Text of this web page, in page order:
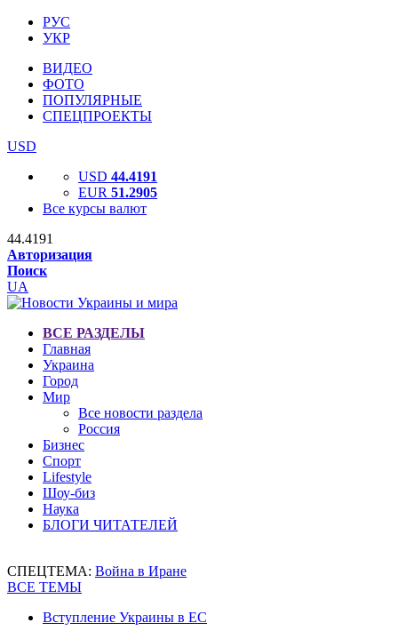
РУС
УКР
ВИДЕО
ФОТО
ПОПУЛЯРНЫЕ
СПЕЦПРОЕКТЫ
USD
USD 44.4191
EUR 51.2905
Все курсы валют
44.4191
Авторизация
Поиск
UA
ВСЕ РАЗДЕЛЫ
Главная
Украина
Город
Мир
Все новости раздела
Россия
Бизнес
Спорт
Lifestyle
Шоу-биз
Наука
БЛОГИ ЧИТАТЕЛЕЙ
СПЕЦТЕМА: Война в Иране
ВСЕ ТЕМЫ
Вступление Украины в ЕС